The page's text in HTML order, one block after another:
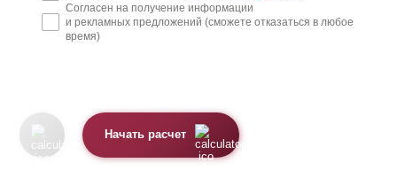
Согласен на получение информации
и рекламных предложений (сможете отказаться в любое
время)
Начать расчет